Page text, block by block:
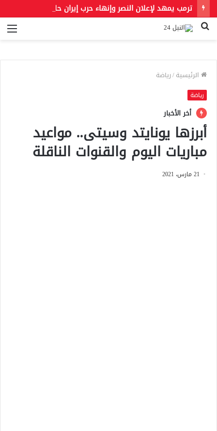
بحث
الرئيسية/رياضة
رياضة
أخر الأخبار
أبرزها يونايتد وسيتى.. مواعيد
مباريات اليوم والقنوات الناقلة
21 مارس، 2021